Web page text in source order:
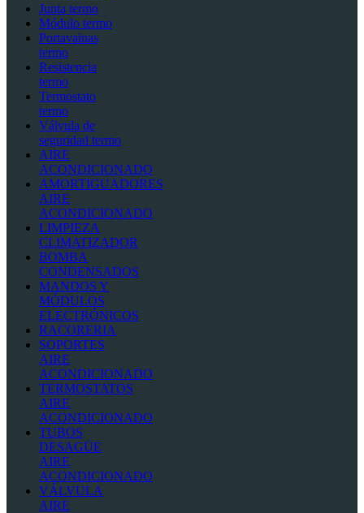
Junta termo
Módulo termo
Portavainas
termo
Resistencia
termo
Termostato
termo
Válvula de
seguridad termo
AIRE
ACONDICIONADO
AMORTIGUADORES
AIRE
ACONDICIONADO
LIMPIEZA
CLIMATIZADOR
BOMBA
CONDENSADOS
MANDOS Y
MÓDULOS
ELECTRÓNICOS
RACORERIA
SOPORTES
AIRE
ACONDICIONADO
TERMOSTATOS
AIRE
ACONDICIONADO
TUBOS
DESAGÜE
AIRE
ACONDICIONADO
VÁLVULA
AIRE